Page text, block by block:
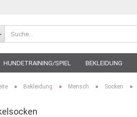
HUNDETRAINING/SPIEL BEKLEIDUNG
» Bekleidung » Mensch » Socken »